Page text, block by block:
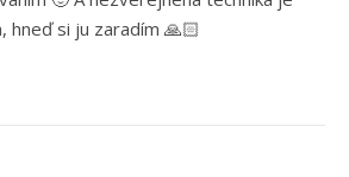
hneď si ju zaradím 🙏🏻